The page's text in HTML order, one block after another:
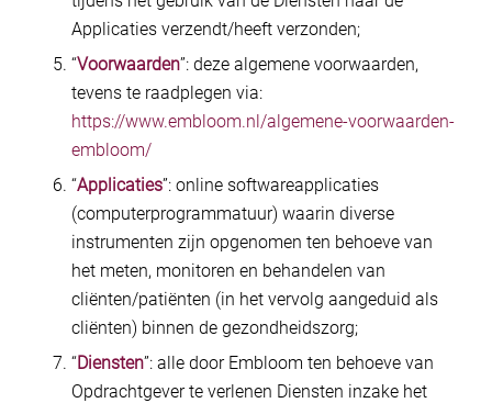
Applicaties verzendt/heeft verzonden;
“Voorwaarden”: deze algemene voorwaarden,
tevens te raadplegen via:
https://www.embloom.nl/algemene-voorwaarden-
embloom/
“Applicaties”: online softwareapplicaties
(computerprogrammatuur) waarin diverse
instrumenten zijn opgenomen ten behoeve van
het meten, monitoren en behandelen van
cliënten/patiënten (in het vervolg aangeduid als
cliënten) binnen de gezondheidszorg;
“Diensten”: alle door Embloom ten behoeve van
Opdrachtgever te verlenen Diensten inzake het